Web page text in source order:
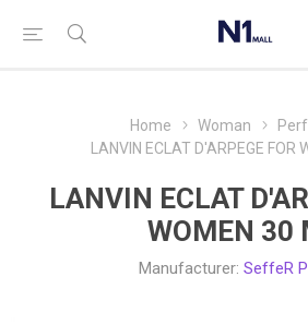
Home Woman
LANVIN ECLAT D'ARPEGE FOR
LANVIN ECLAT
WOMEN 30
Manufacturer: SeffeR